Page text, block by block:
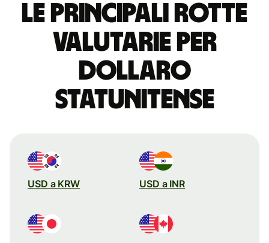
Le principali rotte
valutarie per
dollaro
statunitense
USD a KRW USD a INR